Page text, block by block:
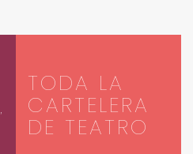
TODA LA
CARTELERA
DE TEATRO